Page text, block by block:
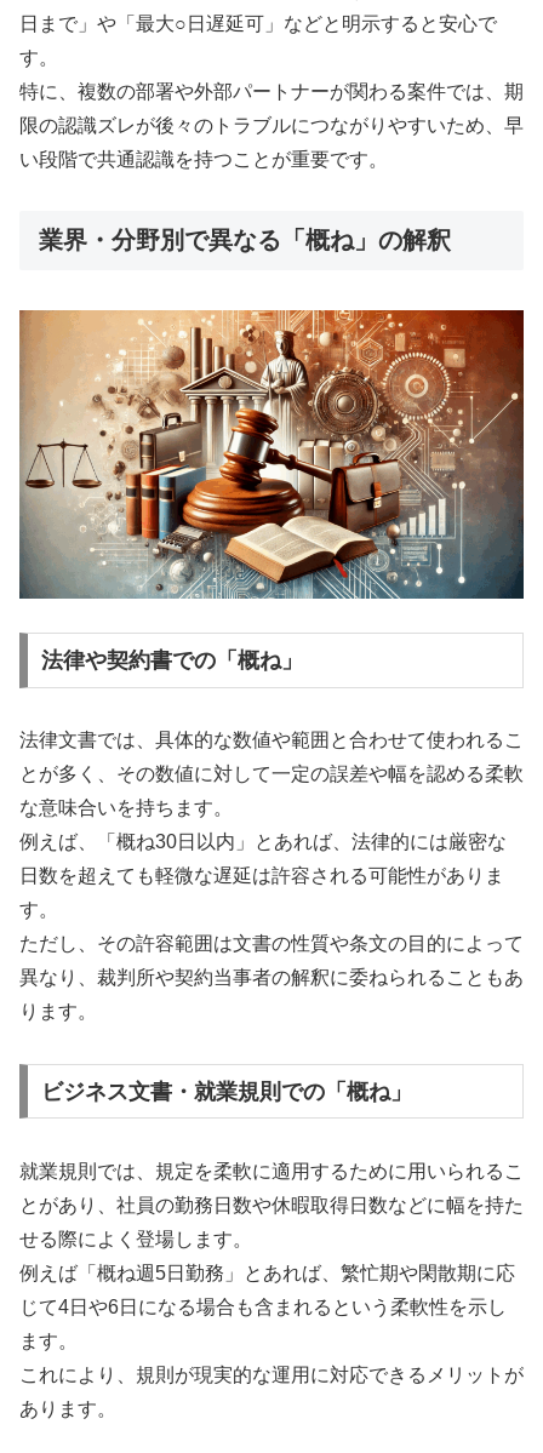
日まで」や「最大○日遅延可」などと明示すると安心で
す。
特に、複数の部署や外部パートナーが関わる案件では、期
限の認識ズレが後々のトラブルにつながりやすいため、早
い段階で共通認識を持つことが重要です。
業界・分野別で異なる「概ね」の解釈
法律や契約書での「概ね」
法律文書では、具体的な数値や範囲と合わせて使われるこ
とが多く、その数値に対して一定の誤差や幅を認める柔軟
な意味合いを持ちます。
例えば、「概ね30日以内」とあれば、法律的には厳密な
日数を超えても軽微な遅延は許容される可能性がありま
す。
ただし、その許容範囲は文書の性質や条文の目的によって
異なり、裁判所や契約当事者の解釈に委ねられることもあ
ります。
ビジネス文書・就業規則での「概ね」
就業規則では、規定を柔軟に適用するために用いられるこ
とがあり、社員の勤務日数や休暇取得日数などに幅を持た
せる際によく登場します。
例えば「概ね週5日勤務」とあれば、繁忙期や閑散期に応
じて4日や6日になる場合も含まれるという柔軟性を示し
ます。
これにより、規則が現実的な運用に対応できるメリットが
あります。